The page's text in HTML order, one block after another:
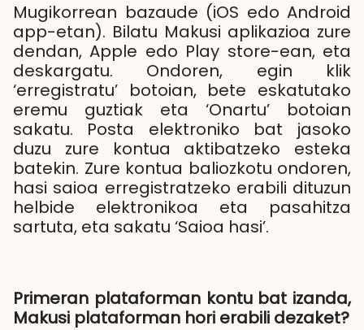
Mugikorrean bazaude (iOS edo Android
app-etan). Bilatu Makusi aplikazioa zure
dendan, Apple edo Play store-ean, eta
deskargatu. Ondoren, egin klik
‘erregistratu’ botoian, bete eskatutako
eremu guztiak eta ‘Onartu’ botoian
sakatu. Posta elektroniko bat jasoko
duzu zure kontua aktibatzeko esteka
batekin. Zure kontua baliozkotu ondoren,
hasi saioa erregistratzeko erabili dituzun
helbide elektronikoa eta pasahitza
sartuta, eta sakatu ‘Saioa hasi’.
Primeran plataforman kontu bat izanda,
Makusi plataforman hori erabili dezaket?